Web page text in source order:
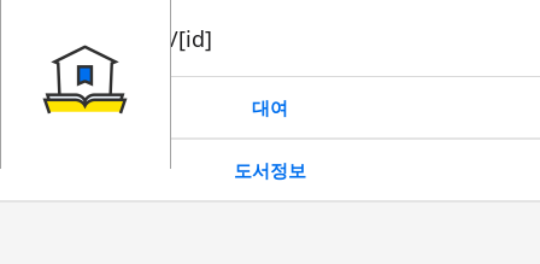
book/rent/[id]
대여
도서정보